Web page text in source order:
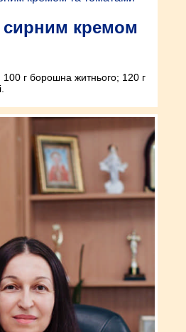
сирним кремом
г борошна житнього; 120 г